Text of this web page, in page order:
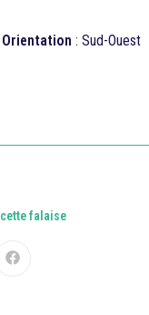
Orientation : Sud-Ouest
falaise